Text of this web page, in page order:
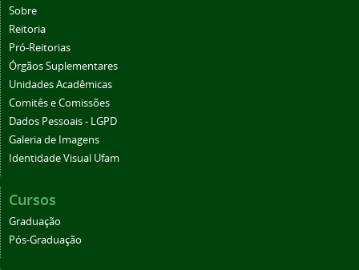
Sobre
Reitoria
Pró-Reitorias
Órgãos Suplementares
Unidades Acadêmicas
Comitês e Comissões
Dados Pessoais - LGPD
Galeria de Imagens
Identidade Visual Ufam
Cursos
Graduação
Pós-Graduação